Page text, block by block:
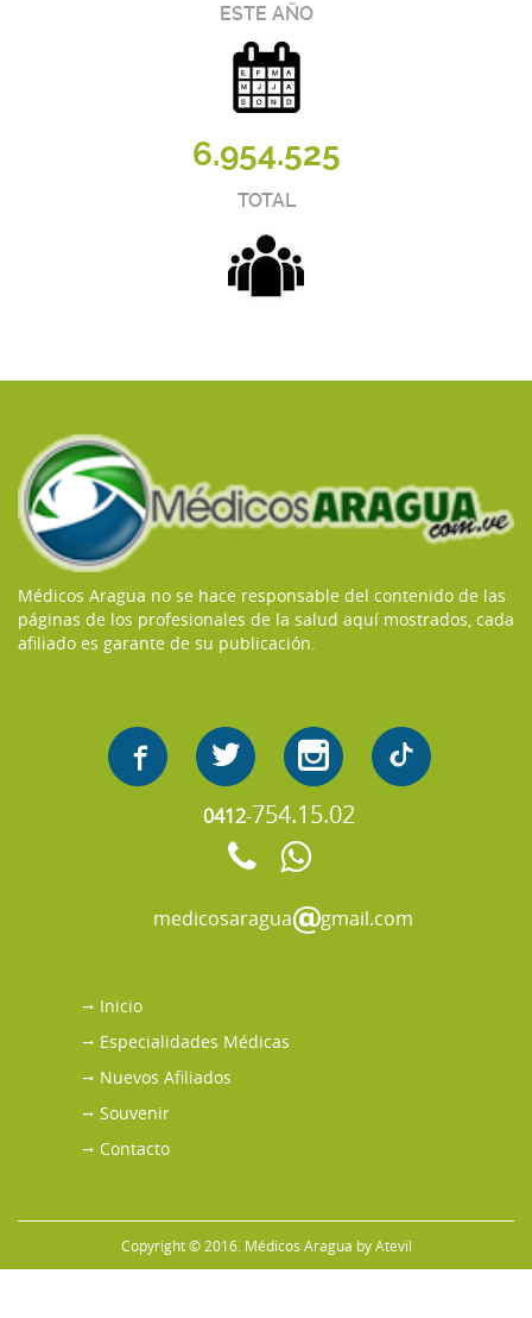
ESTE AÑO
6.954.525
TOTAL
Médicos Aragua no se hace responsable del contenido de las
páginas de los profesionales de la salud aquí mostrados, cada
afiliado es garante de su publicación.
0412-754.15.02
medicosaraguagmail.com
Inicio
Especialidades Médicas
Nuevos Afiliados
Souvenir
Contacto
Copyright © 2016. Médicos Aragua byAtevil